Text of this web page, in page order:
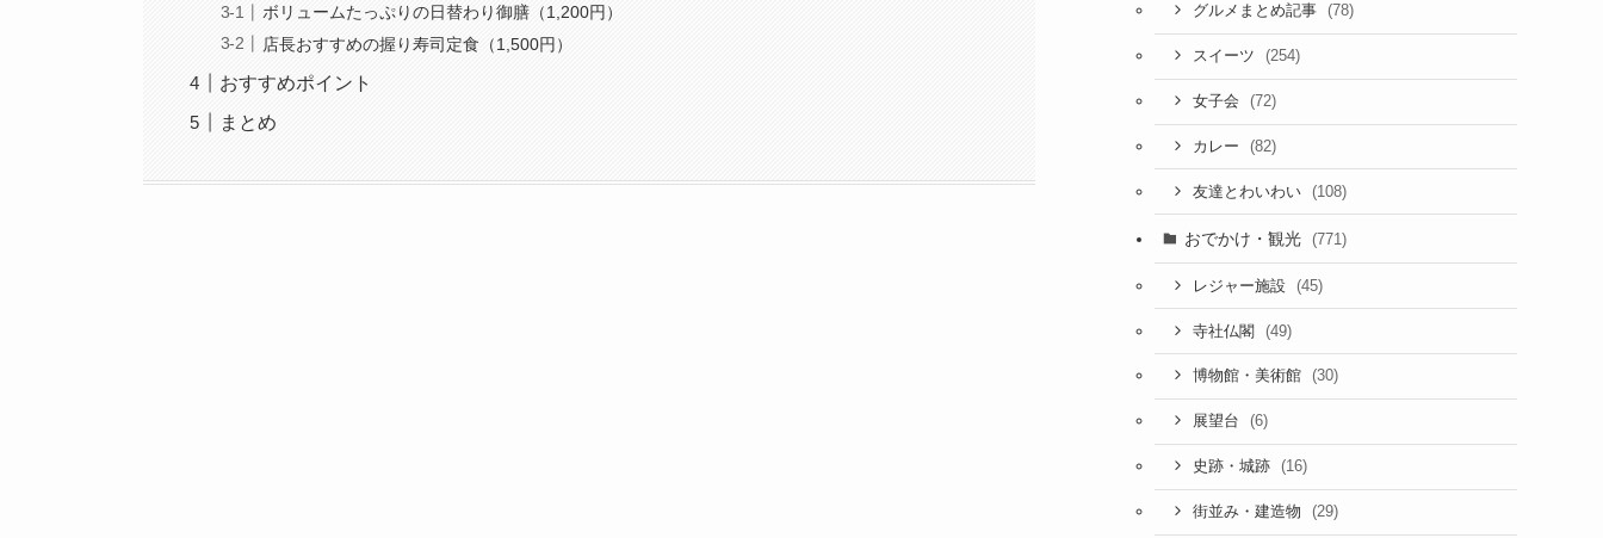
ボリュームたっぷりの日替わり御膳（1,200円）
店長おすすめの握り寿司定食（1,500円）
おすすめポイント
まとめ
グルメまとめ記事 (78)
スイーツ (254)
女子会 (72)
カレー (82)
友達とわいわい (108)
おでかけ・観光 (771)
レジャー施設 (45)
寺社仏閣 (49)
博物館・美術館 (30)
展望台 (6)
史跡・城跡 (16)
街並み・建造物 (29)